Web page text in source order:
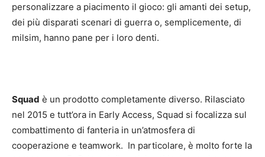
personalizzare a piacimento il gioco: gli amanti dei setup,
dei più disparati scenari di guerra o, semplicemente, di
milsim, hanno pane per i loro denti.
Squad è un prodotto completamente diverso. Rilasciato
nel 2015 e tutt’ora in Early Access, Squad si focalizza sul
combattimento di fanteria in un’atmosfera di
cooperazione e teamwork. In particolare, è molto forte la